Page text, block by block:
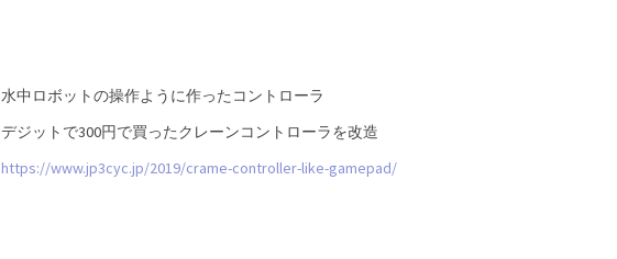
水中ロボットの操作ように作ったコントローラ
デジットで300円で買ったクレーンコントローラを改造
https://www.jp3cyc.jp/2019/crame-controller-like-gamepad/